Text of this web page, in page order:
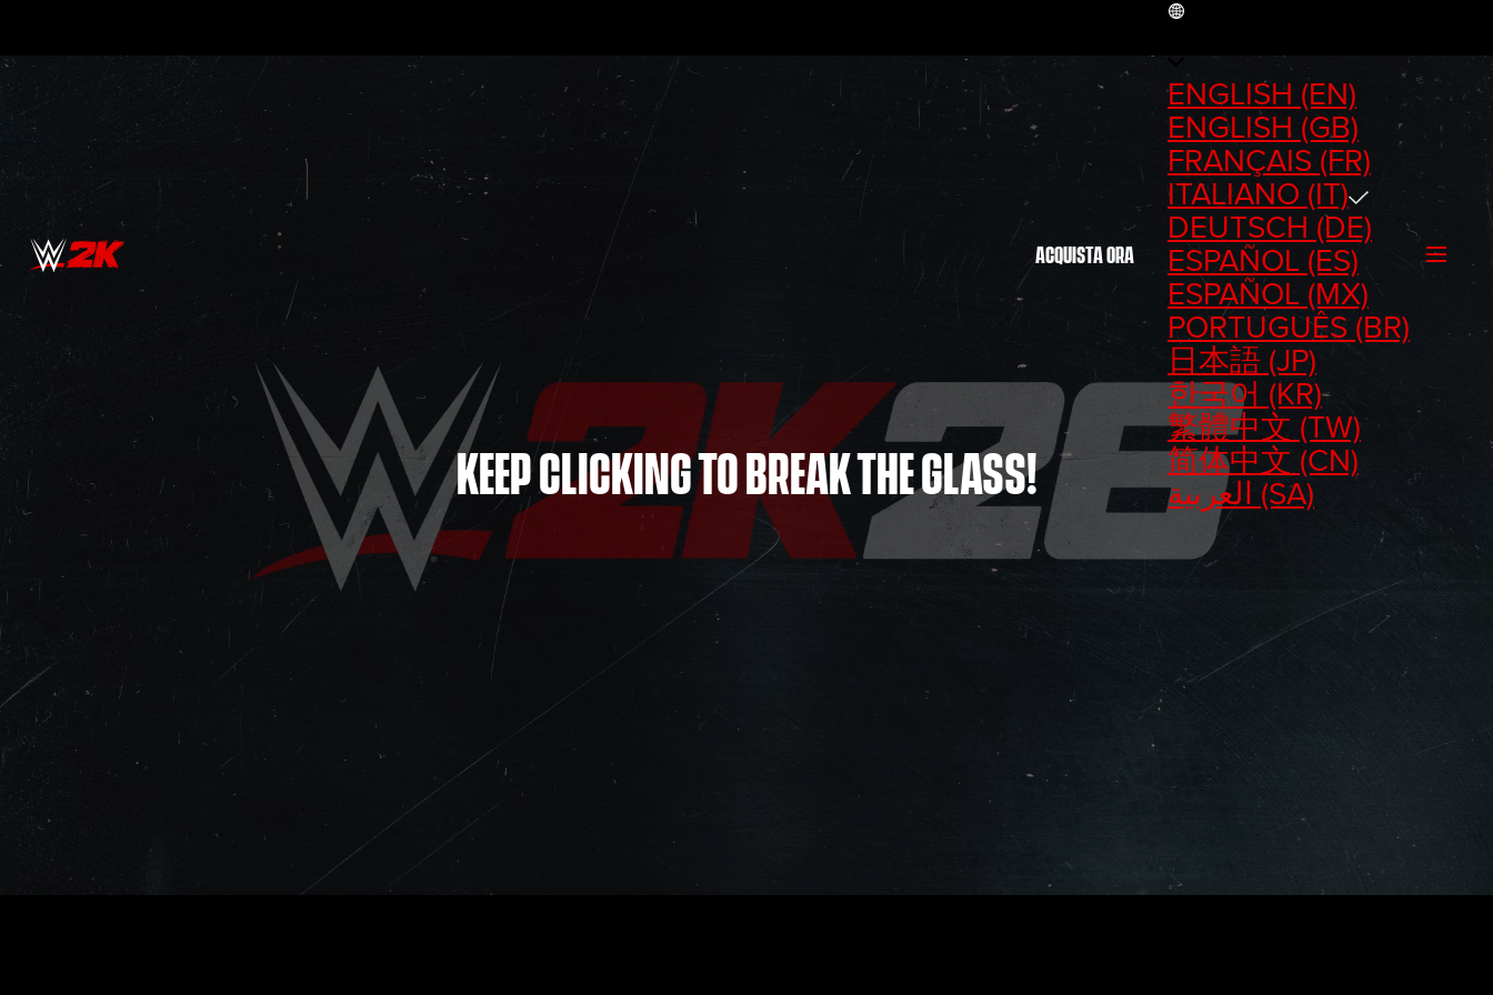
ACQUISTA ORA
ENGLISH (EN)
ENGLISH (GB)
FRANÇAIS (FR)
ITALIANO (IT)
DEUTSCH (DE)
ESPAÑOL (ES)
ESPAÑOL (MX)
PORTUGUÊS (BR)
日本語 (JP)
한국어 (KR)
繁體中文 (TW)
简体中文 (CN)
العربية (SA) KEEP CLICKING TO BREAK THE GLASS!
Please select a pin for more information